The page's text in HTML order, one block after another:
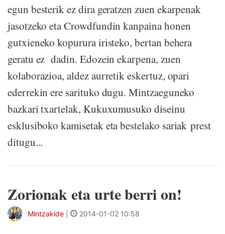
egun besterik ez dira geratzen zuen ekarpenak
jasotzeko eta Crowdfundin kanpaina honen
gutxieneko kopurura iristeko, bertan behera
geratu ez dadin. Edozein ekarpena, zuen
kolaborazioa, aldez aurretik eskertuz, opari
ederrekin ere sarituko dugu. Mintzaeguneko
bazkari txartelak, Kukuxumusuko diseinu
esklusiboko kamisetak eta bestelako sariak prest
ditugu...
Zorionak eta urte berri on!
Mintzakide 2014-01-02 10:58